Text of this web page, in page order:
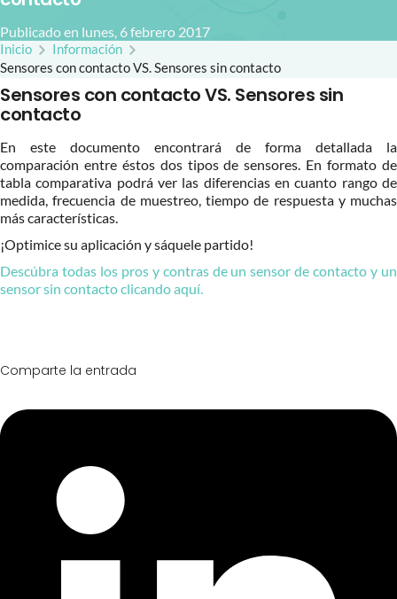
Publicado en lunes, 6 febrero 2017
Inicio
Información
Sensores con contacto VS. Sensores sin contacto
Sensores con contacto VS. Sensores sin
contacto
En este documento encontrará de forma detallada la
comparación entre éstos dos tipos de sensores. En formato de
tabla comparativa podrá ver las diferencias en cuanto rango de
medida, frecuencia de muestreo, tiempo de respuesta y muchas
más características.
¡Optimice su aplicación y sáquele partido!
Descúbra todas los pros y contras de un sensor de contacto y un
sensor sin contacto clicando aquí.
Comparte la entrada